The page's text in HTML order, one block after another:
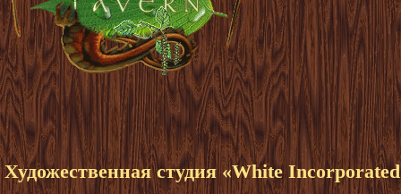
Художественная студия «White